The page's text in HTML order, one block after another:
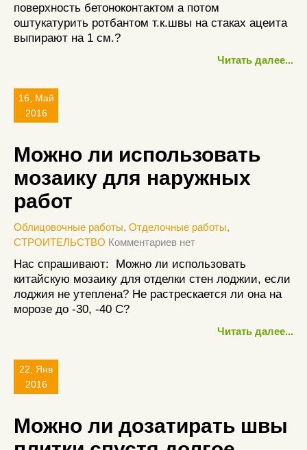
поверхность бетоноконтактом а потом
оштукатурить ротбантом т.к.швы на стаках ацеита
выпирают на 1 см.?
Читать далее...
16, Май
2016
Можно ли использовать
мозаику для наружных
работ
Облицовочные работы, Отделочные работы,
СТРОИТЕЛЬСТВО Комментариев нет
Нас спрашивают: Можно ли использовать
китайскую мозаику для отделки стен лоджии, если
лоджия не утеплена? Не растрескается ли она на
морозе до -30, -40 С?
Читать далее...
22, Янв
2016
Можно ли дозатирать швы